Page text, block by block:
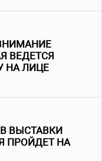
ВЕДЕТСЯ
НА ЛИЦЕ
ВЫСТАВКИ
ПРОЙДЕТ НА